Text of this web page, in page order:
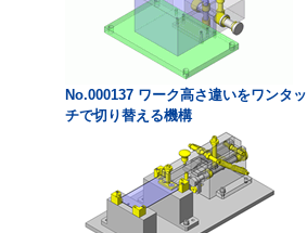
No.000137 ワーク高さ違いをワンタッ
チで切り替える機構